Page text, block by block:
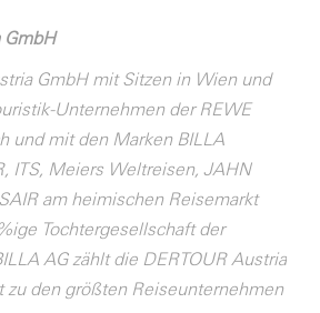
GmbH
GmbH mit Sitzen in Wien und
Unternehmen der REWE
und mit den Marken BILLA
ITS, Meiers Weltreisen, JAHN
am heimischen Reisemarkt
Tochtergesellschaft der
AG zählt die DERTOUR Austria
zu den größten Reiseunternehmen